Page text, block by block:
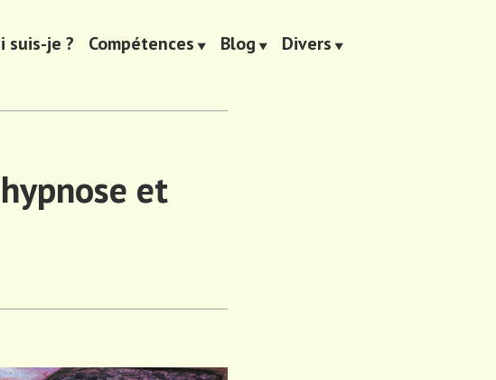
suis-je ? Compétences Blog Divers
et